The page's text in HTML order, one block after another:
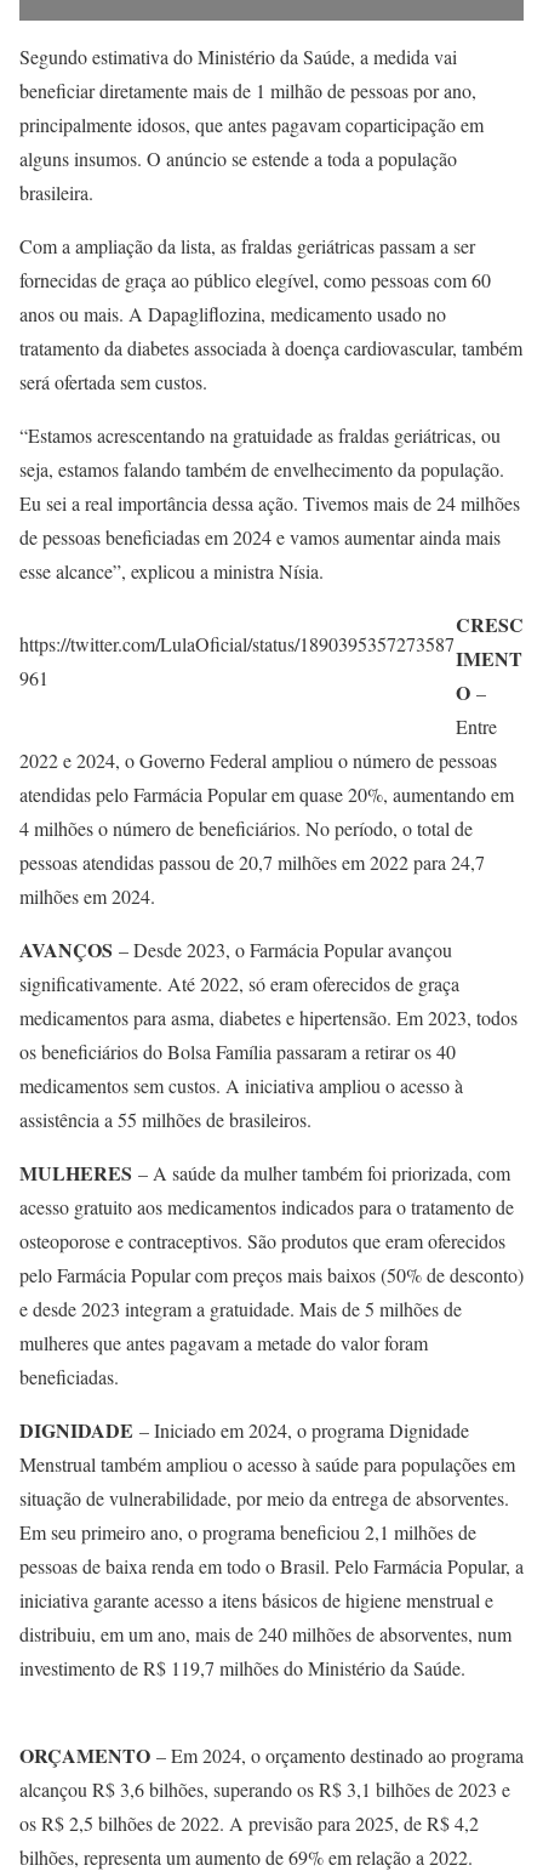
Segundo estimativa do Ministério da Saúde, a medida vai
beneficiar diretamente mais de 1 milhão de pessoas por ano,
principalmente idosos, que antes pagavam coparticipação em
alguns insumos. O anúncio se estende a toda a população
brasileira.
Com a ampliação da lista, as fraldas geriátricas passam a ser
fornecidas de graça ao público elegível, como pessoas com 60
anos ou mais. A Dapagliflozina, medicamento usado no
tratamento da diabetes associada à doença cardiovascular, também
será ofertada sem custos.
“Estamos acrescentando na gratuidade as fraldas geriátricas, ou
seja, estamos falando também de envelhecimento da população.
Eu sei a real importância dessa ação. Tivemos mais de 24 milhões
de pessoas beneficiadas em 2024 e vamos aumentar ainda mais
esse alcance”, explicou a ministra Nísia.
https://twitter.com/LulaOficial/status/1890395357273587
961
CRESC
IMENT
O –
Entre
2022 e 2024, o Governo Federal ampliou o número de pessoas
atendidas pelo Farmácia Popular em quase 20%, aumentando em
4 milhões o número de beneficiários. No período, o total de
pessoas atendidas passou de 20,7 milhões em 2022 para 24,7
milhões em 2024.
AVANÇOS – Desde 2023, o Farmácia Popular avançou
significativamente. Até 2022, só eram oferecidos de graça
medicamentos para asma, diabetes e hipertensão. Em 2023, todos
os beneficiários do Bolsa Família passaram a retirar os 40
medicamentos sem custos. A iniciativa ampliou o acesso à
assistência a 55 milhões de brasileiros.
MULHERES – A saúde da mulher também foi priorizada, com
acesso gratuito aos medicamentos indicados para o tratamento de
osteoporose e contraceptivos. São produtos que eram oferecidos
pelo Farmácia Popular com preços mais baixos (50% de desconto)
e desde 2023 integram a gratuidade. Mais de 5 milhões de
mulheres que antes pagavam a metade do valor foram
beneficiadas.
DIGNIDADE – Iniciado em 2024, o programa Dignidade
Menstrual também ampliou o acesso à saúde para populações em
situação de vulnerabilidade, por meio da entrega de absorventes.
Em seu primeiro ano, o programa beneficiou 2,1 milhões de
pessoas de baixa renda em todo o Brasil. Pelo Farmácia Popular, a
iniciativa garante acesso a itens básicos de higiene menstrual e
distribuiu, em um ano, mais de 240 milhões de absorventes, num
investimento de R$ 119,7 milhões do Ministério da Saúde.
ORÇAMENTO – Em 2024, o orçamento destinado ao programa
alcançou R$ 3,6 bilhões, superando os R$ 3,1 bilhões de 2023 e
os R$ 2,5 bilhões de 2022. A previsão para 2025, de R$ 4,2
bilhões, representa um aumento de 69% em relação a 2022.